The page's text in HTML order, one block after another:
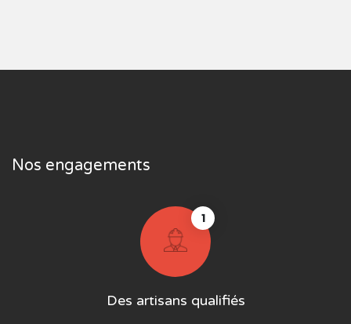
Nos engagements
1
Des artisans qualifiés